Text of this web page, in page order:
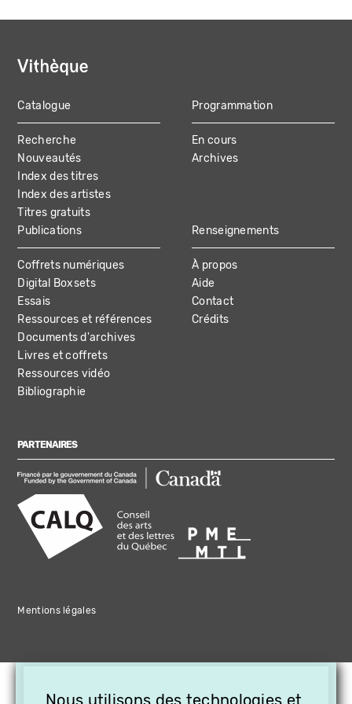
MAIN
NAVIGATION
Catalogue
Recherche
Nouveautés
Index des titres
Index des artistes
Titres gratuits
Programmation
En cours
Archives
Publications
Coffrets numériques
Digital Boxsets
Essais
Ressources et références
Documents d'archives
Livres et coffrets
Ressources vidéo
Bibliographie
Renseignements
À propos
Aide
Contact
Crédits
PARTENAIRES
Mentions légales